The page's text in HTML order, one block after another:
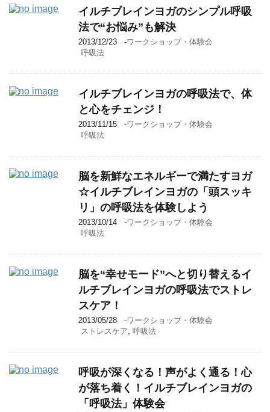
イルチブレインヨガのシンプル呼吸
法で“お悩み”も解決
2013/12/23 -ワークショップ・体験会
呼吸法
イルチブレインヨガの呼吸法で、体
と心をチェンジ！
2013/11/15 -ワークショップ・体験会
呼吸法
脳を新鮮なエネルギーで満たすヨガ
☆イルチブレインヨガの「頭スッキ
リ」の呼吸法を体験しよう
2013/10/14 -ワークショップ・体験会
呼吸法
脳を“幸せモード”へと切り替えるイ
ルチブレインヨガの呼吸法でストレ
スケア！
2013/05/28 -ワークショップ・体験会
ストレスケア, 呼吸法
呼吸が深くなる！声がよく通る！心
が落ち着く！イルチブレインヨガの
「呼吸法」体験会